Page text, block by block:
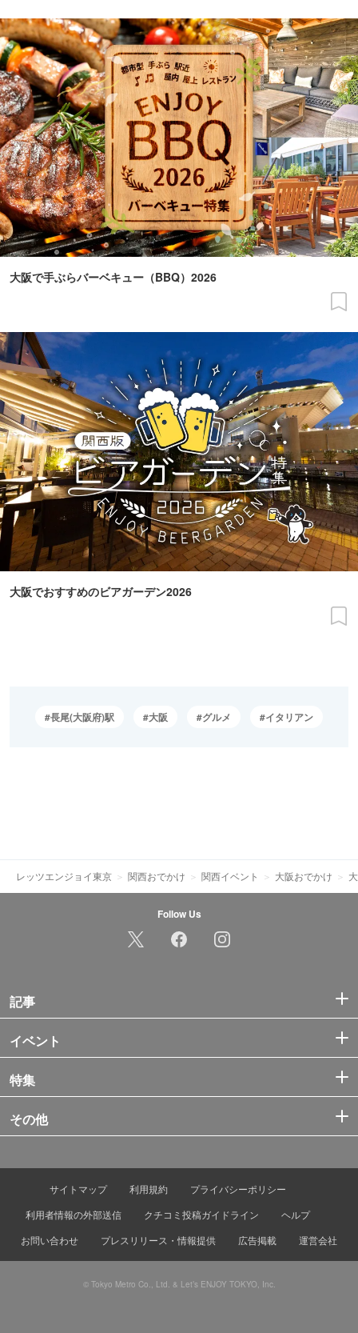
大阪で手ぶらバーベキュー（BBQ）2026
大阪でおすすめのビアガーデン2026
長尾(大阪府)駅 大阪 グルメ イタリアン
レッツエンジョイ東京 関西おでかけ 関西イベント 大阪おでかけ
Follow Us
記事
イベント
特集
その他
サイトマップ 利用規約
プライバシーポリシー
利用者情報の外部送信
クチコミ投稿ガイドライン
ヘルプ
お問い合わせ
プレスリリース・情報提供 広告掲載 運営会社
© Tokyo Metro Co., Ltd. & Let’s ENJOY TOKYO, Inc.